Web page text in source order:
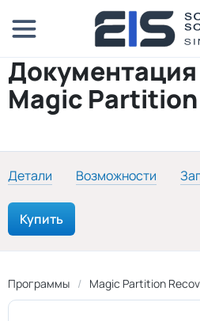
Документация
Magic
Детали Возможности
Купить
Программы Magic Partition